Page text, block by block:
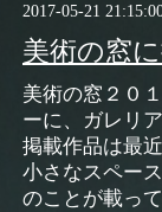
2017-05-21
美術の窓
美術の窓２０
ーに、ガレリ
掲載作品は最
小さなスペー
のことが載っ